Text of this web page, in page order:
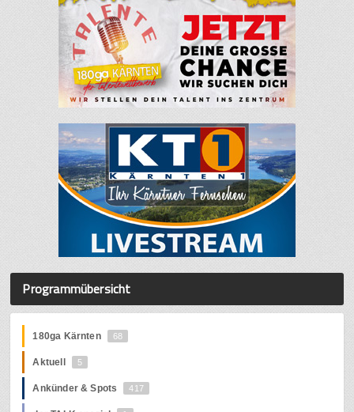
Programmübersicht
180ga Kärnten 68
Aktuell 5
Ankünder & Spots 417